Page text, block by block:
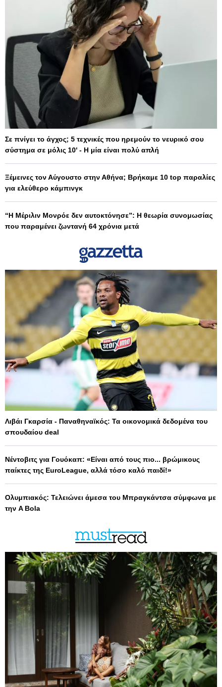
Σε πνίγει το άγχος; 5 τεχνικές που ηρεμούν το νευρικό σου
σύστημα σε μόλις 10' - Η μία είναι πολύ απλή
Ξέμεινες τον Αύγουστο στην Αθήνα; Βρήκαμε 10 top παραλίες
για ελεύθερο κάμπινγκ
“Η Μέριλιν Μονρόε δεν αυτοκτόνησε”: Η θεωρία συνομωσίας
που παραμένει ζωντανή 64 χρόνια μετά
Λιβάι Γκαρσία - Παναθηναϊκός: Τα οικονομικά δεδομένα του
σπουδαίου deal
Νέντοβιτς για Γουόκαπ: «Είναι από τους πιο... βρώμικους
παίκτες της EuroLeague, αλλά τόσο καλό παιδί!»
Ολυμπιακός: Τελειώνει άμεσα του Μπραγκάντσα σύμφωνα με
την A Bola